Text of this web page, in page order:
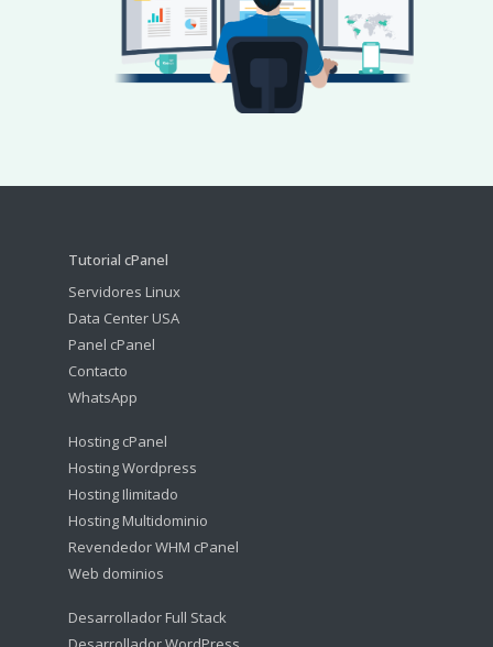
Tutorial cPanel
Servidores Linux
Data Center USA
Panel cPanel
Contacto
WhatsApp
Hosting cPanel
Hosting Wordpress
Hosting Ilimitado
Hosting Multidominio
Revendedor WHM cPanel
Web dominios
Desarrollador Full Stack